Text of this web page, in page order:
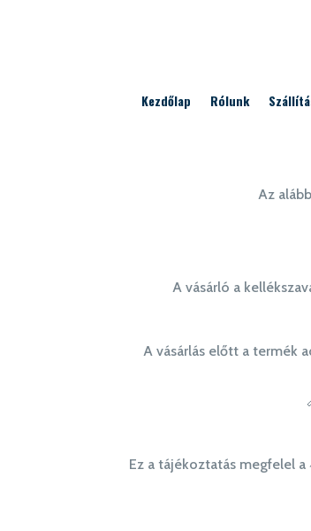
Kezdőlap Rólunk
Az
A vásárló a
A vásárlás előtt a termék
Ez a tájékoztatás megfelel a